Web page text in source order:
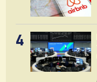
4